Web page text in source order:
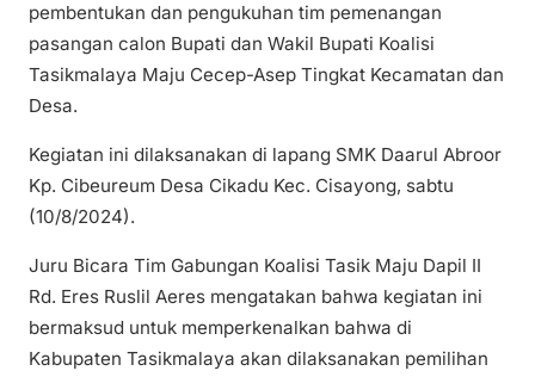
pembentukan dan pengukuhan tim pemenangan
pasangan calon Bupati dan Wakil Bupati Koalisi
Tasikmalaya Maju Cecep-Asep Tingkat Kecamatan dan
Desa.
Kegiatan ini dilaksanakan di lapang SMK Daarul Abroor
Kp. Cibeureum Desa Cikadu Kec. Cisayong, sabtu
(10/8/2024).
Juru Bicara Tim Gabungan Koalisi Tasik Maju Dapil II
Rd. Eres Ruslil Aeres mengatakan bahwa kegiatan ini
bermaksud untuk memperkenalkan bahwa di
Kabupaten Tasikmalaya akan dilaksanakan pemilihan